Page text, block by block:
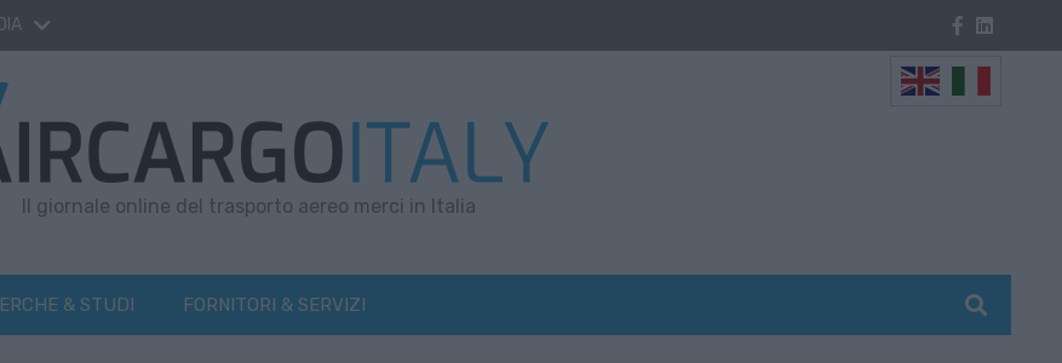
Il giornale online del trasporto aereo merci in Italia
& STUDI FORNITORI & SERVIZI